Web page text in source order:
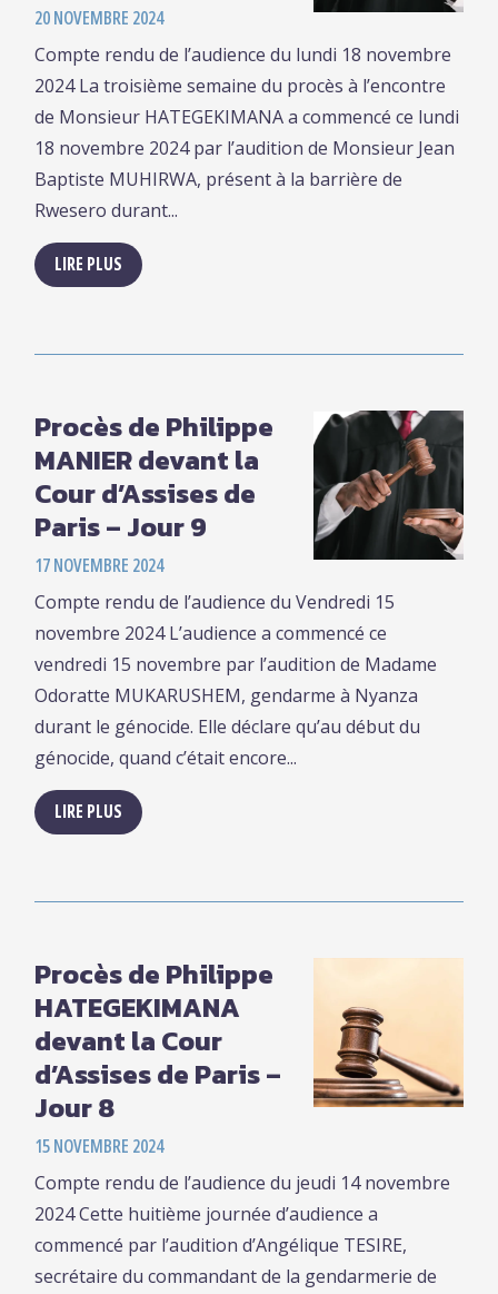
20 NOVEMBRE 2024
Compte rendu de l’audience du lundi 18 novembre
2024 La troisième semaine du procès à l’encontre
de Monsieur HATEGEKIMANA a commencé ce lundi
18 novembre 2024 par l’audition de Monsieur Jean
Baptiste MUHIRWA, présent à la barrière de
Rwesero durant...
LIRE PLUS
Procès de Philippe
MANIER devant la
Cour d’Assises de
Paris – Jour 9
17 NOVEMBRE 2024
Compte rendu de l’audience du Vendredi 15
novembre 2024 L’audience a commencé ce
vendredi 15 novembre par l’audition de Madame
Odoratte MUKARUSHEM, gendarme à Nyanza
durant le génocide. Elle déclare qu’au début du
génocide, quand c’était encore...
LIRE PLUS
Procès de Philippe
HATEGEKIMANA
devant la Cour
d’Assises de Paris –
Jour 8
15 NOVEMBRE 2024
Compte rendu de l’audience du jeudi 14 novembre
2024 Cette huitième journée d’audience a
commencé par l’audition d’Angélique TESIRE,
secrétaire du commandant de la gendarmerie de